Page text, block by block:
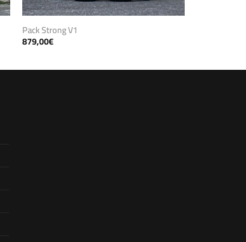
Pack Strong V1
879,00€